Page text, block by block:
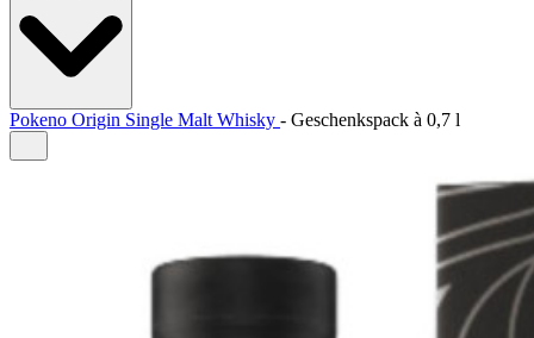
Pokeno Origin Single Malt Whisky - Geschenkspack à 0,7 l